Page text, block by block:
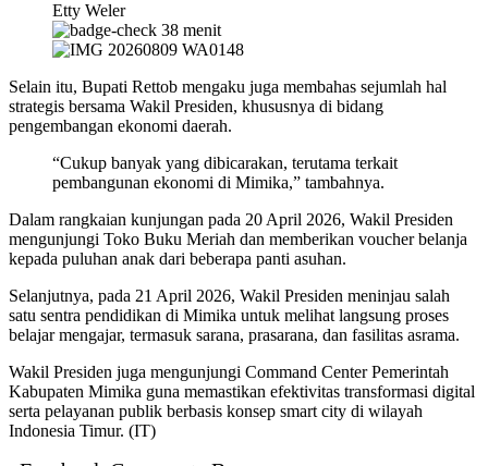
Etty Weler
38 menit
Selain itu, Bupati Rettob mengaku juga membahas sejumlah hal
strategis bersama Wakil Presiden, khususnya di bidang
pengembangan ekonomi daerah.
“Cukup banyak yang dibicarakan, terutama terkait
pembangunan ekonomi di Mimika,” tambahnya.
Dalam rangkaian kunjungan pada 20 April 2026, Wakil Presiden
mengunjungi Toko Buku Meriah dan memberikan voucher belanja
kepada puluhan anak dari beberapa panti asuhan.
Selanjutnya, pada 21 April 2026, Wakil Presiden meninjau salah
satu sentra pendidikan di Mimika untuk melihat langsung proses
belajar mengajar, termasuk sarana, prasarana, dan fasilitas asrama.
Wakil Presiden juga mengunjungi Command Center Pemerintah
Kabupaten Mimika guna memastikan efektivitas transformasi digital
serta pelayanan publik berbasis konsep smart city di wilayah
Indonesia Timur. (IT)